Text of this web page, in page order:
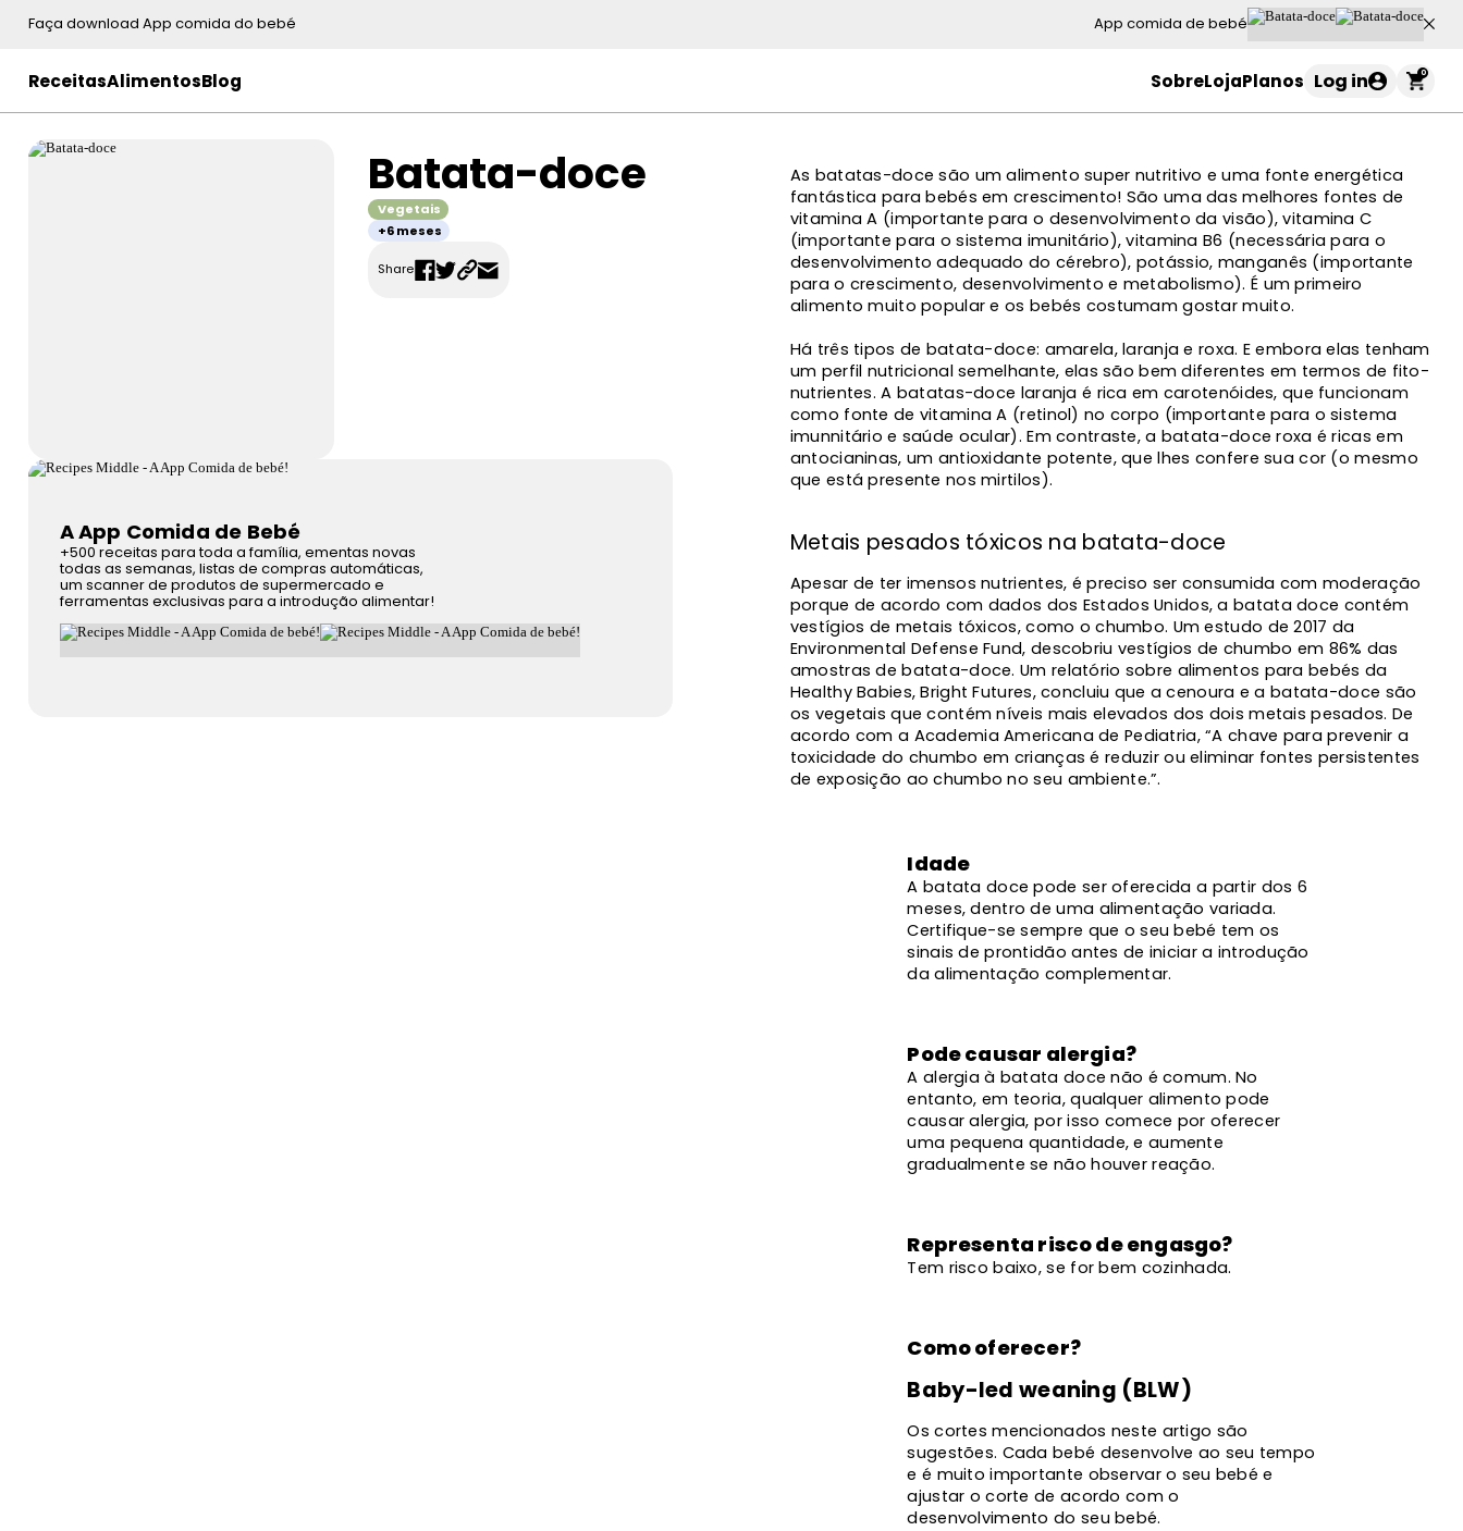
Faça download App comida do bebé App comida de bebé
ReceitasAlimentosBlog SobreLojaPlanos Log in 0
o seu carrinho está vazio
Continuar a comprar
Batata-doce
Vegetais
+6 meses
Share
A App Comida de Bebé
+500 receitas para toda a família, ementas novas
todas as semanas, listas de compras automáticas,
um scanner de produtos de supermercado e
ferramentas exclusivas para a introdução alimentar!
As batatas-doce são um alimento super nutritivo e uma fonte energética
fantástica para bebés em crescimento! São uma das melhores fontes de
vitamina A (importante para o desenvolvimento da visão), vitamina C
(importante para o sistema imunitário), vitamina B6 (necessária para o
desenvolvimento adequado do cérebro), potássio, manganês (importante
para o crescimento, desenvolvimento e metabolismo). É um primeiro
alimento muito popular e os bebés costumam gostar muito.
Há três tipos de batata-doce: amarela, laranja e roxa. E embora elas tenham
um perfil nutricional semelhante, elas são bem diferentes em termos de fito-
nutrientes. A batatas-doce laranja é rica em carotenóides, que funcionam
como fonte de vitamina A (retinol) no corpo (importante para o sistema
imunnitário e saúde ocular). Em contraste, a batata-doce roxa é ricas em
antocianinas, um antioxidante potente, que lhes confere sua cor (o mesmo
que está presente nos mirtilos).
Metais pesados tóxicos na batata-doce
Apesar de ter imensos nutrientes, é preciso ser consumida com moderação
porque de acordo com dados dos Estados Unidos, a batata doce contém
vestígios de metais tóxicos, como o chumbo. Um estudo de 2017 da
Environmental Defense Fund, descobriu vestígios de chumbo em 86% das
amostras de batata-doce. Um relatório sobre alimentos para bebés da
Healthy Babies, Bright Futures, concluiu que a cenoura e a batata-doce são
os vegetais que contém níveis mais elevados dos dois metais pesados. De
acordo com a Academia Americana de Pediatria, “A chave para prevenir a
toxicidade do chumbo em crianças é reduzir ou eliminar fontes persistentes
de exposição ao chumbo no seu ambiente.”.
Idade
A batata doce pode ser oferecida a partir dos 6
meses, dentro de uma alimentação variada.
Certifique-se sempre que o seu bebé tem os
sinais de prontidão antes de iniciar a introdução
da alimentação complementar.
Pode causar alergia?
A alergia à batata doce não é comum. No
entanto, em teoria, qualquer alimento pode
causar alergia, por isso comece por oferecer
uma pequena quantidade, e aumente
gradualmente se não houver reação.
Representa risco de engasgo?
Tem risco baixo, se for bem cozinhada.
Como oferecer?
Baby-led weaning (BLW)
Os cortes mencionados neste artigo são
sugestões. Cada bebé desenvolve ao seu tempo
e é muito importante observar o seu bebé e
ajustar o corte de acordo com o
desenvolvimento do seu bebé.